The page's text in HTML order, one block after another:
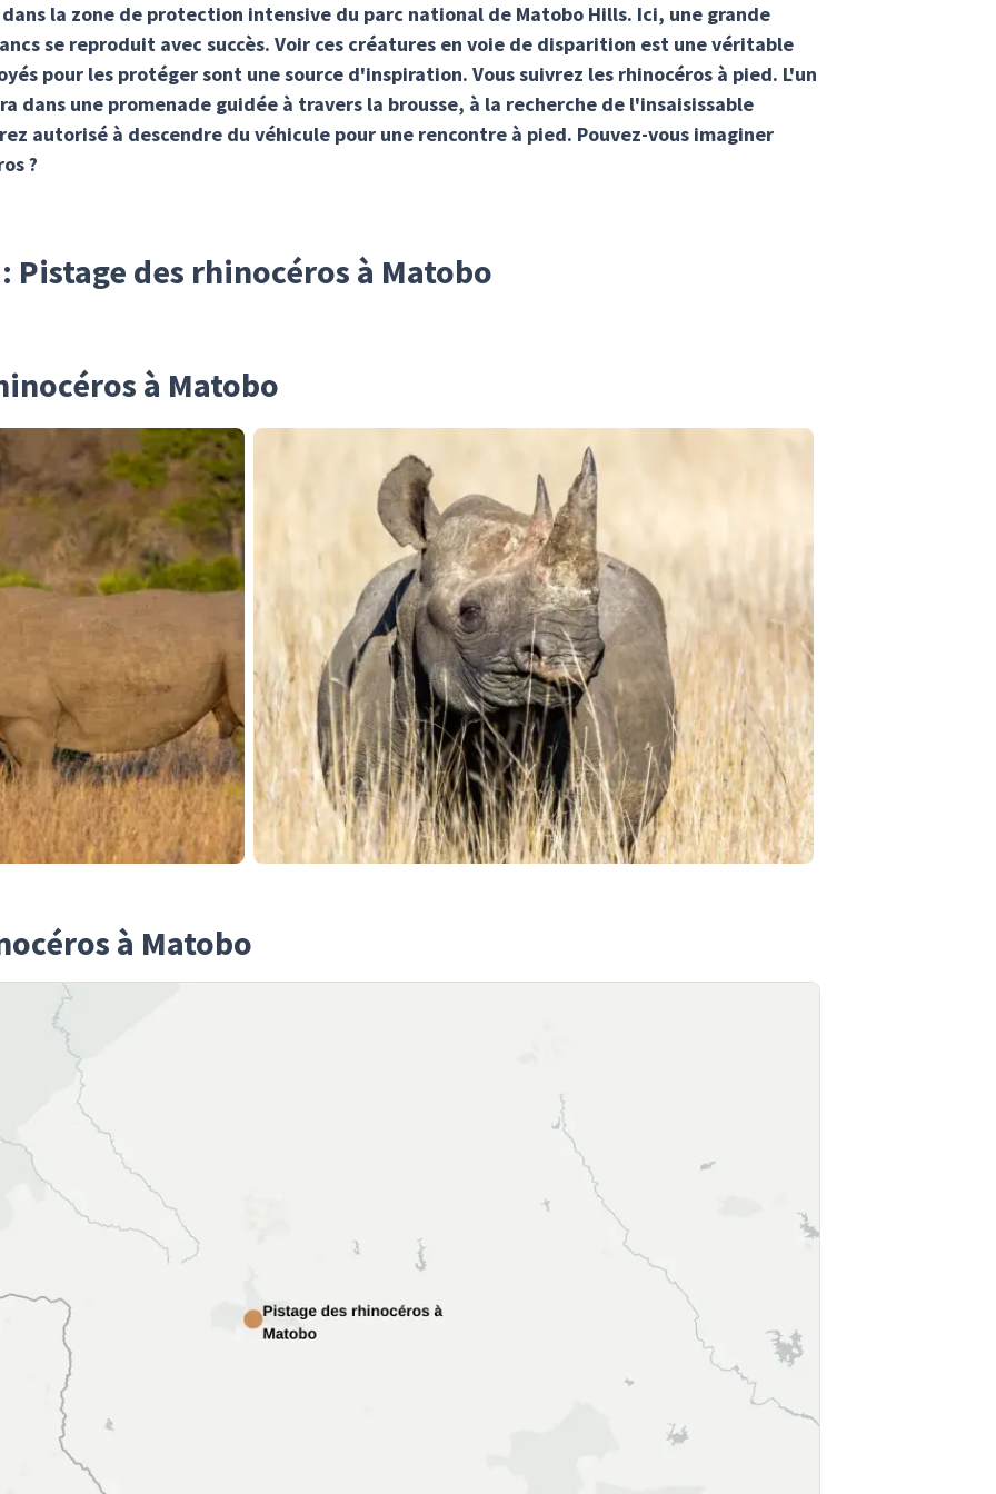
la zone de protection intensive du parc national de Matobo Hills. Ici, une grande
se reproduit avec succès. Voir ces créatures en voie de disparition est une véritable
pour les protéger sont une source d'inspiration. Vous suivrez les rhinocéros à pied. L'un
dans une promenade guidée à travers la brousse, à la recherche de l'insaisissable
autorisé à descendre du véhicule pour une rencontre à pied. Pouvez-vous imaginer
?
Pistage des rhinocéros à Matobo
à Matobo
à Matobo